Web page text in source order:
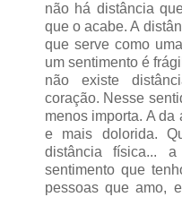
não há distância
que o acabe. A
que serve como
um sentimento é
não existe
coração. Nesse
menos importa. A
e mais dolorida.
distância física...
sentimento que
pessoas que amo,